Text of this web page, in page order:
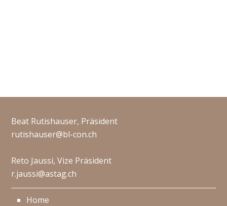
Beat Rutishauser, Präsident
rutishauser@bl-con.ch
Reto Jaussi, Vize Präsident
r.jaussi@astag.ch
Home